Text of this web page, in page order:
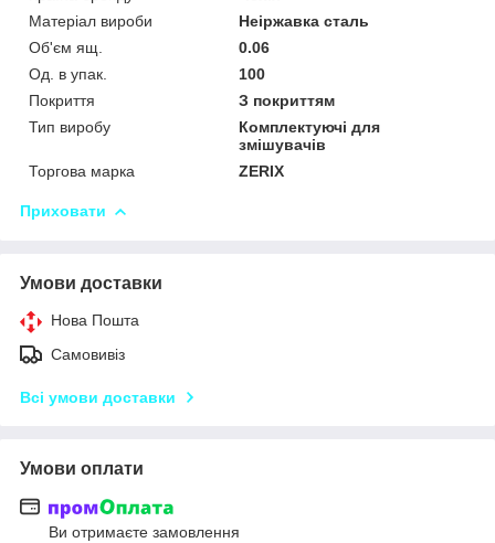
Матеріал вироби
Неіржавка сталь
Об'єм ящ.
0.06
Од. в упак.
100
Покриття
З покриттям
Тип виробу
Комплектуючі для
змішувачів
Торгова марка
ZERIX
Приховати
Умови доставки
Нова Пошта
Самовивіз
Всі умови доставки
Умови оплати
Ви отримаєте замовлення